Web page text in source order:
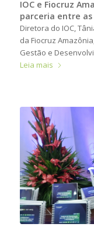
IOC e Fiocruz
parceria entre
Diretora do IOC,
da Fiocruz
Gestão e
Leia mais